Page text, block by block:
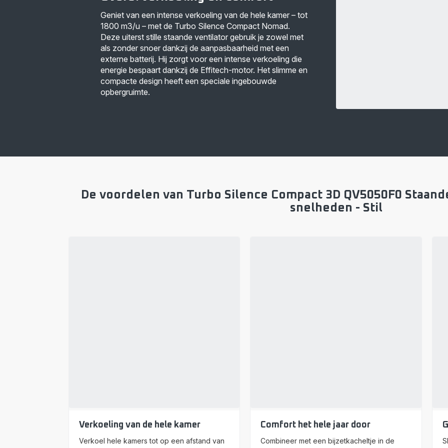
Geniet van een intense verkoeling van de hele kamer – tot
1800 m3/u – met de Turbo Silence Compact Nomad.
Deze uiterst stille staande ventilator gebruik je zowel met
als zonder snoer dankzij de aanpasbaarheid met een
externe batterij. Hij zorgt voor een intense verkoeling die
energie bespaart dankzij de Effitech-motor. Het slimme en
compacte design heeft een speciale ingebouwde
opbergruimte.
De voordelen van Turbo Silence Compact 3D QV5050F0
snelheden - Stil
Verkoeling van de hele kamer
Verkoel hele kamers tot op een afstand van
Comfort het hele jaar door
Combineer met een bijzetkacheltje in de